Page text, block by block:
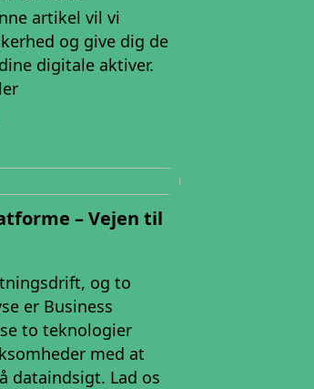
artikel vil vi
og give dig de
digitale aktiver.
– Vejen til
og to
er Business
to teknologier
med at
dataindsigt. Lad os